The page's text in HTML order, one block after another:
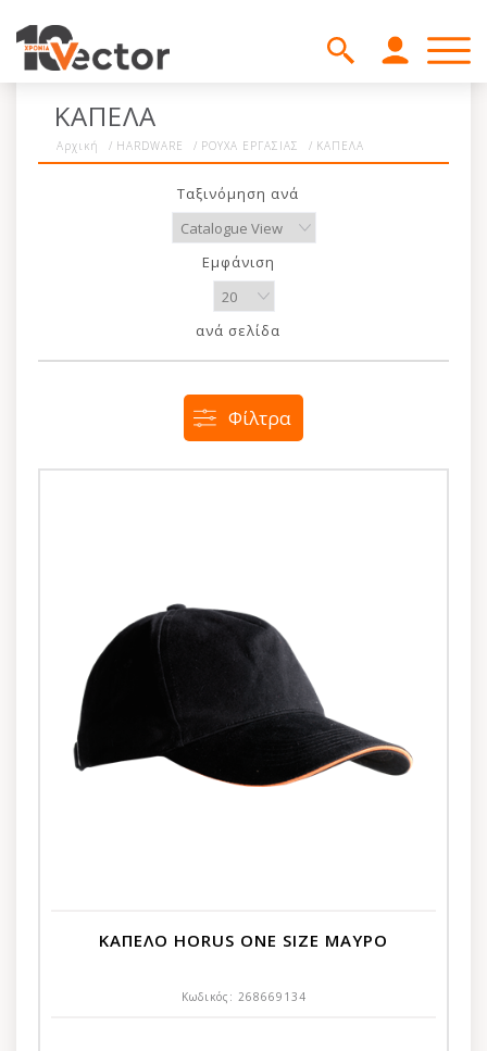
ΚΑΠΕΛΑ
Αρχική / HARDWARE / ΡΟΥΧΑ ΕΡΓΑΣΙΑΣ / ΚΑΠΕΛΑ
Ταξινόμηση ανά
Εμφάνιση
ανά σελίδα
Φίλτρα
ΚΑΠΕΛΟ HORUS ONE SIZE ΜΑΥΡΟ
Κωδικός: 268669134